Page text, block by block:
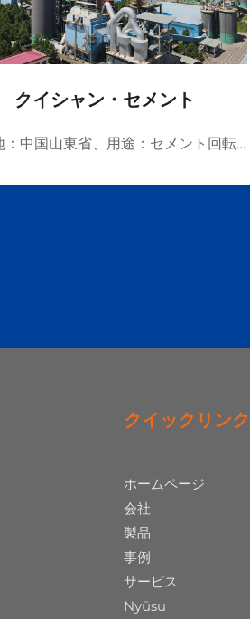
クイシャン・セメント
所在地：中国山東省、用途：セメント回転窯脱硝プロジェクト 詳細：2500t/h セメント回転窯脱硝、排ガス指標がNOx≤20mg/Nm3の超低排出レベルに達成、アンモニア逃げは3mg/Nm3以下、...
クイックリンク
ホームページ
会社
製品
事例
サービス
Nyūsu